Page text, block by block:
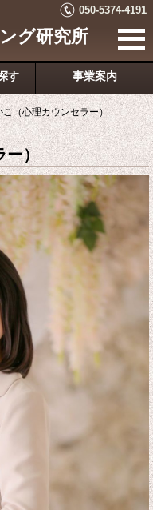
050-5374-4191
グ研究所
す 事業案内
こ（心理カウンセラー）
ー）